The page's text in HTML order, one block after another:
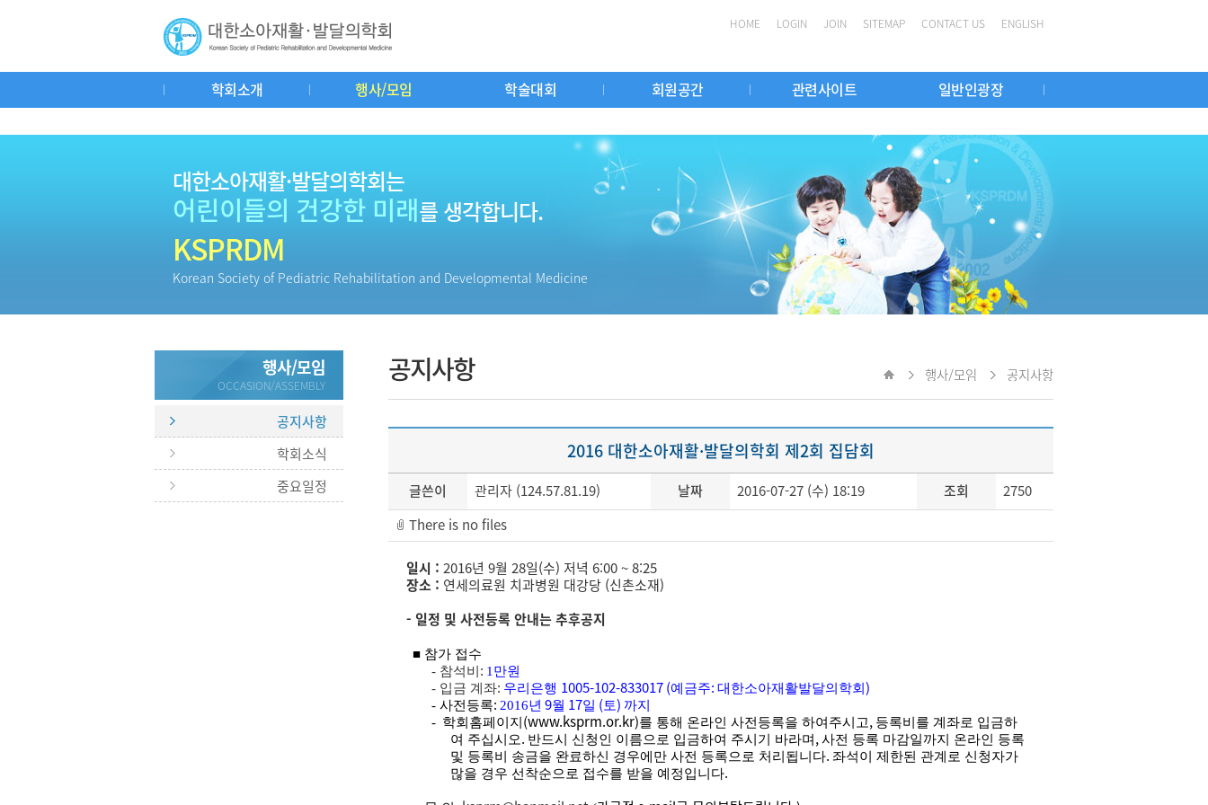
HOME LOGIN JOIN SITEMAP CONTACT US ENGLISH
학회소개 행사/모임 학술대회 회원공간 관련사이트 일반인광장
대한소아재활·발달의학회는
어린이들의 건강한 미래를 생각합니다.
KSPRDM
Korean Society of Pediatric Rehabilitation and Developmental Medicine
행사/모임
OCCASION/ASSEMBLY
공지사항
학회소식
중요일정
공지사항 Home행사/모임 공지사항
2016 대한소아재활·발달의학회 제2회 집담회
글쓴이 관리자 (124.57.81.19) 날짜 2016-07-27 (수) 18:19 조회
2750
There is no files
일시 : 2016년 9월 28일(수) 저녁 6:00 ~ 8:25
장소 : 연세의료원 치과병원 대강당 (신촌소재)
- 일정 및 사전등록 안내는 추후공지
■ 참가 접수
- 참석비 : 1 만원
- 입금 계좌: 우리은행 1005-102-833017 (예금주:대한소아재활발달의학회 )
-사전등록:2016년 9월 17일 (토) 까지
- 학회홈페이지 (www.ksprm.or.kr)를 통해 온라인 사전등록을 하여주시고, 등록비를 계좌로 입금하
여 주십시오. 반드시 신청인 이름으로 입금하여 주시기 바라며 ,사전 등록 마감일까지 온라인 등록
및 등록비 송금을 완료하신 경우에만 사전 등록으로 처리됩니다.좌석이 제한된 관계로 신청자가
많을 경우 선착순으로 접수를 받을 예정입니다.